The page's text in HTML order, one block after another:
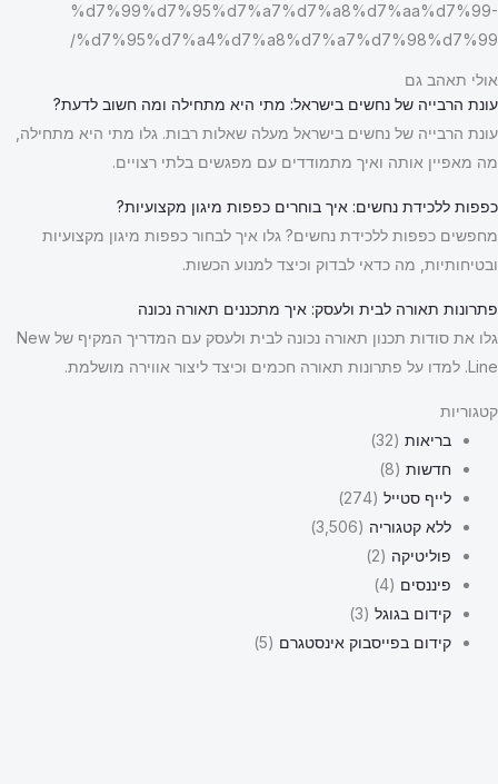
%d7%99%d7%95%d7%a7%d7%a8%d7%aa%d7%99-
%d7%95%d7%a4%d7%a8%d7%a7%d7%98%d7%99/
אולי תאהב גם
עונת הרבייה של נחשים בישראל: מתי היא מתחילה ומה חשוב לדעת?
עונת הרבייה של נחשים בישראל מעלה שאלות רבות. גלו מתי היא מתחילה,
מה מאפיין אותה ואיך מתמודדים עם מפגשים בלתי רצויים.
כפפות ללכידת נחשים: איך בוחרים כפפות מיגון מקצועיות?
מחפשים כפפות ללכידת נחשים? גלו איך לבחור כפפות מיגון מקצועיות
ובטיחותיות, מה כדאי לבדוק וכיצד למנוע הכשות.
פתרונות תאורה לבית ולעסק: איך מתכננים תאורה נכונה
גלו את סודות תכנון תאורה נכונה לבית ולעסק עם המדריך המקיף של New
Line. למדו על פתרונות תאורה חכמים וכיצד ליצור אווירה מושלמת.
קטגוריות
בריאות (32)
חדשות (8)
לייף סטייל (274)
ללא קטגוריה (3,506)
פוליטיקה (2)
פיננסים (4)
קידום בגוגל (3)
קידום בפייסבוק אינסטגרם (5)